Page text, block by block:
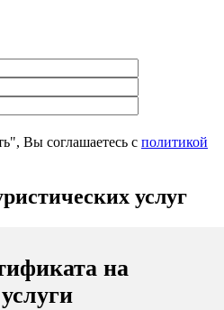
Вы соглашаетесь с политикой
услуг
на